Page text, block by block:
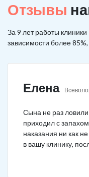
Отзывы
За 9 лет работы
зависимости более
Елена
Сына не раз
приходил с
наказания ни как
в вашу клинику,